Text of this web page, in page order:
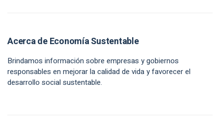
Acerca de Economía Sustentable
Brindamos información sobre empresas y gobiernos
responsables en mejorar la calidad de vida y favorecer el
desarrollo social sustentable.